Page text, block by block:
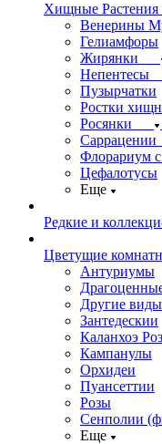
Хищные Растения
Венерины
Гелиамфоры
Жирянки
Непентесы
Пузырчатки
Ростки
Росянки
Саррацении
Флорариум
Цефалотусы
Еще
Редкие и
Цветущие
Антуриумы
Другие
Зантедескии
Каланхоэ
Кампанулы
Орхидеи
Пуансеттии
Розы
Сенполии
Еще